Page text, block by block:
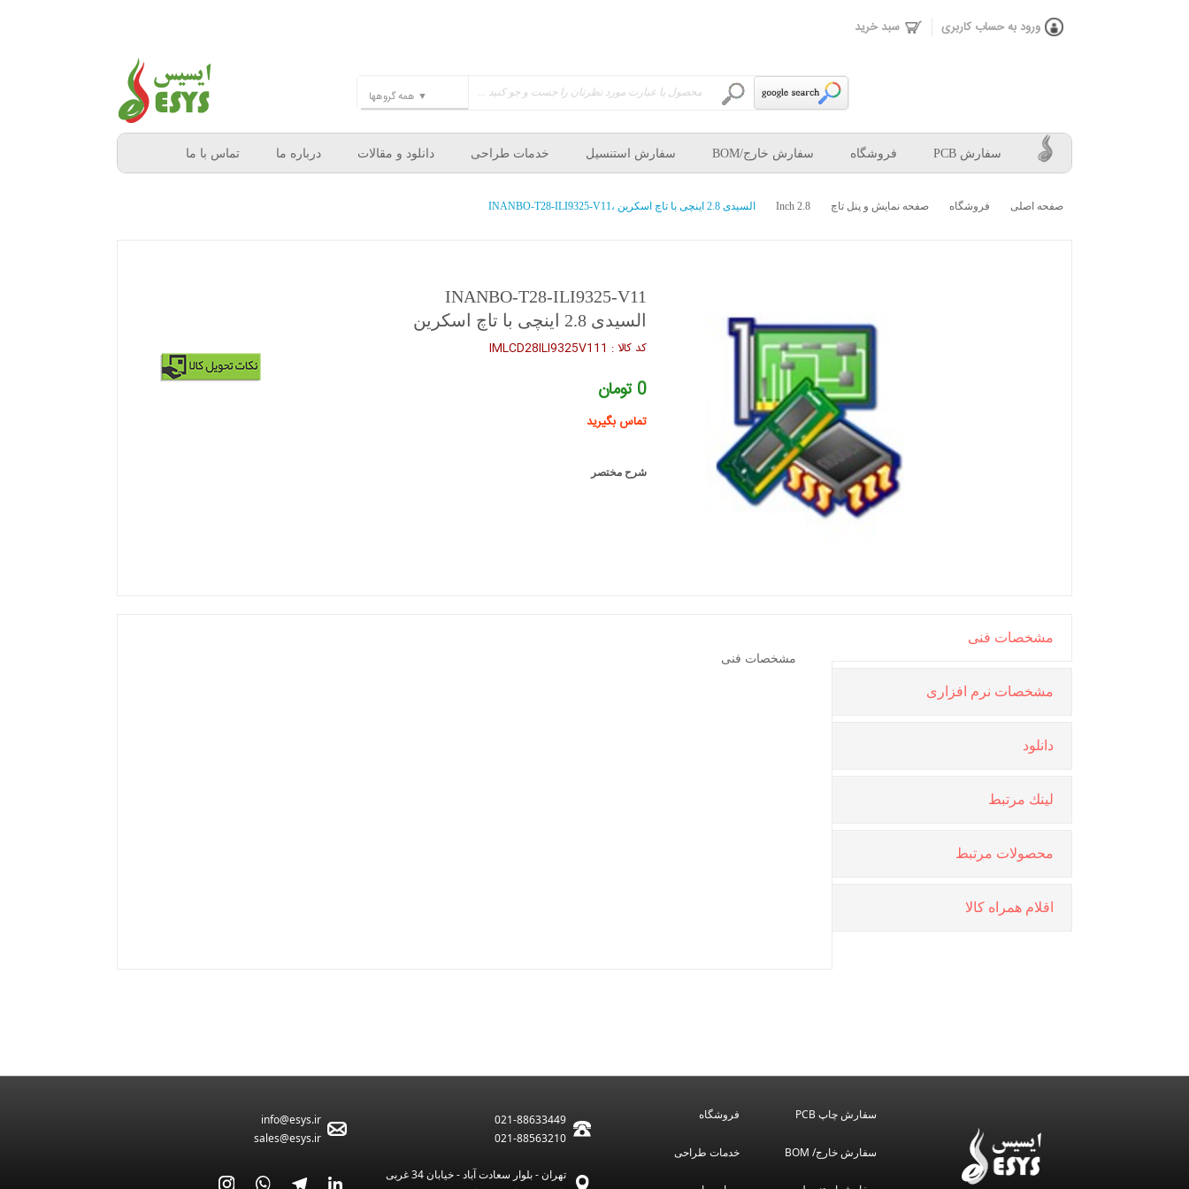
سبد خرید ورود به حساب كاربری
سفارش PCB فروشگاه سفارش خارج/BOM سفارش استنسیل خدمات طراحی دانلود و مقالات درباره ما تماس با ما
صفحه اصلی فروشگاه صفحه نمایش و پنل تاچ 2.8 Inch INANBO-T28-ILI9325-V11، السیدی 2.8 اینچی با تاچ اسکرین
INANBO-T28-ILI9325-V11
السیدی 2.8 اینچی با تاچ اسکرین
كد كالا : IMLCD28ILI9325V111
0 تومان
تماس بگیرید
شرح مختصر
مشخصات فنی
مشخصات نرم افزاری
دانلود
لينك مرتبط
محصولات مرتبط
اقلام همراه كالا
مشخصات فنی
سفارش چاپ PCB
سفارش خارج/ BOM
فروشگاه
خدمات طراحی
021-88633449
021-88563210
تهران - بلوار سعادت آباد - خیابان 34 غربی
info@esys.ir
sales@esys.ir